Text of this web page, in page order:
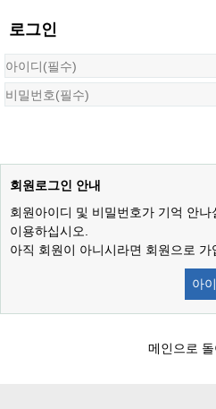
로그인
회원로그인 안내
회원아이디 및 비밀번호가 기억 안
이용하십시오.
아직 회원이 아니시라면 회원으로 가
아
메인으로 돌